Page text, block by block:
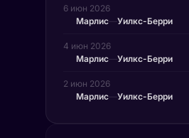
6 июн 2026
Марлис—Уилкс-Берри
4 июн 2026
Марлис—Уилкс-Берри
2 июн 2026
Марлис—Уилкс-Берри